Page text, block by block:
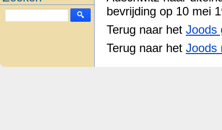
bevrijding op 10 mei
Terug naar het Joods
Terug naar het Joods